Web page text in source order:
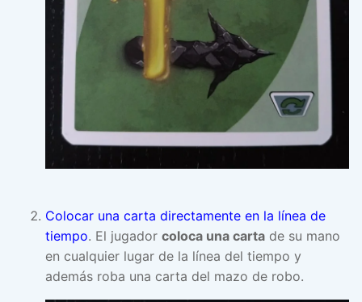
Colocar una carta directamente en la línea de
tiempo. El jugador coloca una carta de su mano
en cualquier lugar de la línea del tiempo y
además roba una carta del mazo de robo.